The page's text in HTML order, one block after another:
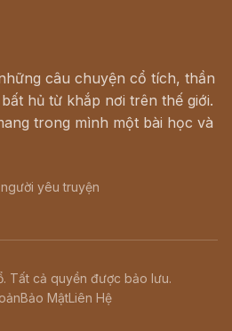
câu chuyện cổ tích, thần
hủ từ khắp nơi trên thế giới.
trong mình một bài học và
yêu truyện
Tất cả quyền được bảo lưu.
Bảo MậtLiên Hệ